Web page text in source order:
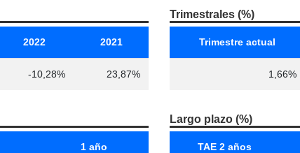
2022 2021
-10,28% 23,87%
Trimestrales (%)
Trimestre actual
1,66%
1 año
Largo plazo (%)
TAE 2 años